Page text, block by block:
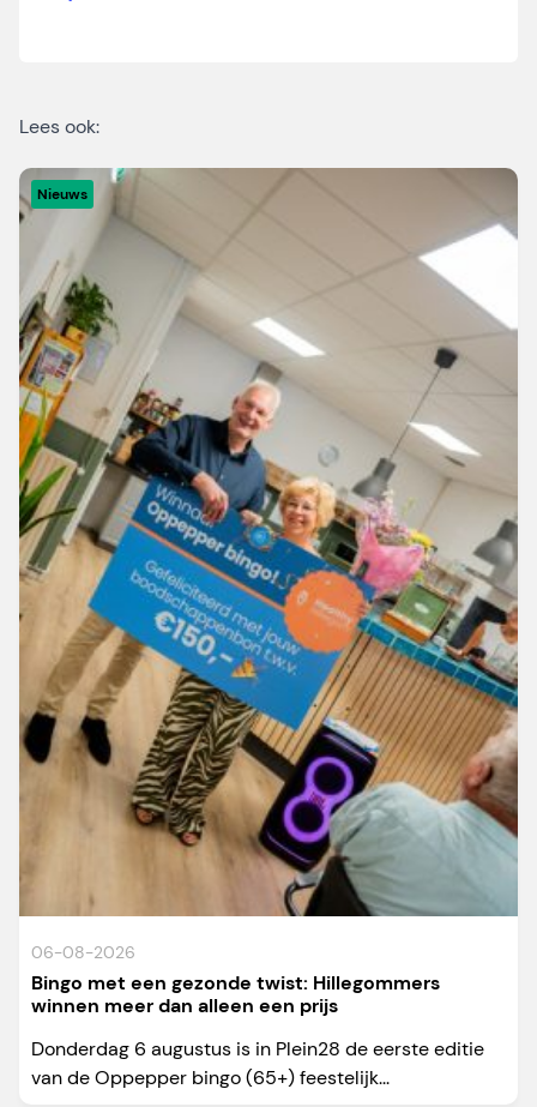
Lees ook:
Nieuws
06-08-2026
Bingo met een gezonde twist: Hillegommers
winnen meer dan alleen een prijs
Donderdag 6 augustus is in Plein28 de eerste editie
van de Oppepper bingo (65+) feestelijk...